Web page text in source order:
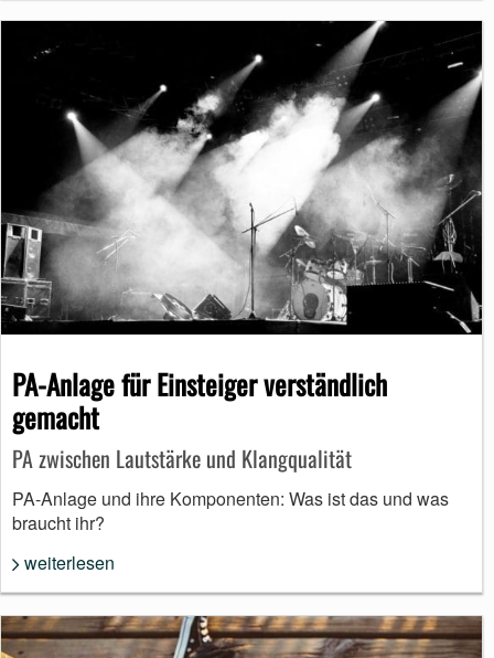
PA-Anlage für Einsteiger verständlich
gemacht
PA zwischen Lautstärke und Klangqualität
PA-Anlage und ihre Komponenten: Was ist das und was
braucht ihr?
weiterlesen